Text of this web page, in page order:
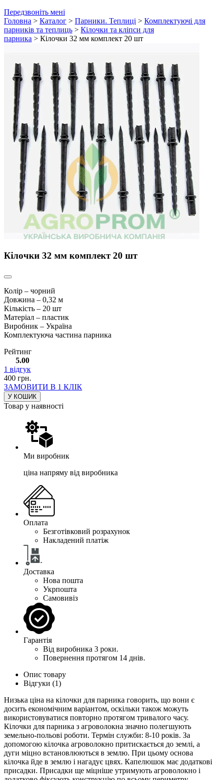
Передзвоніть мені
Головна > Каталог > Парники. Теплиці > Комплектуючі для
парників та теплиць > Кілочки та кліпси для
парника > Кілочки 32 мм комплект 20 шт
Кілочки 32 мм комплект 20 шт
Колір – чорний
Довжина – 0,32 м
Кількість – 20 шт
Матеріал – пластик
Виробник – Україна
Комплектуюча частина парника
Рейтинг
5.00
1 відгук
400 грн.
ЗАМОВИТИ В 1 КЛІК
У КОШИК
Товар у наявності
Ми виробник
ціна напряму від виробника
Оплата
Безготівковий розрахунок
Накладений платіж
Доставка
Нова пошта
Укрпошта
Самовивіз
Гарантія
Від виробника 3 роки.
Повернення протягом 14 днів.
Опис товару
Відгуки (1)
Низька ціна на кілочки для парника говорить, що вони є
досить економічним варіантом, оскільки також можуть
використовуватися повторно протягом тривалого часу.
Кілочки для парника з агроволокна значно полегшують
земельно-польові роботи. Термін служби: 8-10 років. За
допомогою кілочка агроволокно притискається до землі, а
дуги міцно встановлюються в землю. При цьому основа
кілочка йде в землю і нагадує цвях. Капелюшок має додаткові
присадки. Присадки ще міцніше утримують агроволокно і